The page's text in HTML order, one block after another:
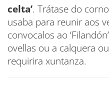
celta’. Trátase do
usaba para reunir aos
convocalos ao
ovellas ou a calquera
requirira xuntanza.